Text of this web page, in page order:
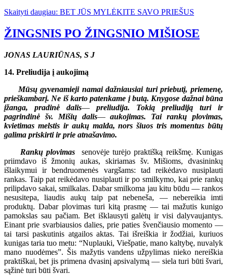
Skaityti daugiau: BET JŪS MYLĖKITE SAVO PRIEŠUS
ŽINGSNIS PO ŽINGSNIO MIŠIOSE
JONAS LAURIŪNAS, S J
14. Preliudija į aukojimą
Mūsų gyvenamieji namai dažniausiai turi priebutį, priemenę,
prieškambarį. Ne iš karto patenkame į butą. Knygose dažnai būna
įžanga, pradinė dalis— preliudija. Tokią preliudiją turi ir
pagrindinė šv. Mišių dalis—aukojimas. Tai rankų plovimas,
kvietimas melstis ir aukų malda, nors šiuos tris momentus būtų
galima priskirti ir prie atnašavimo.
Rankų plovimas
senovėje turėjo praktišką reikšmę. Kunigas
priimdavo iš žmonių aukas, skiriamas šv. Mišioms, dvasininkų
išlaikymui ir bendruomenės vargšams: tad reikėdavo nusiplauti
rankas. Taip pat reikėdavo nusiplauti ir po smilkymo, kai prie rankų
prilipdavo sakai, smilkalas. Dabar smilkoma jau kitu būdu — rankos
nesusitepa, liaudis aukų taip pat nebeneša, — nebereikia imti
produktų. Dabar plovimas turi kitą prasmę — tai mažutis kunigo
pamokslas sau pačiam. Bet išklausyti galėtų ir visi dalyvaujantys.
Einant prie svarbiausios dalies, prie paties švenčiausio momento —
tai tarsi paskutinis atgailos aktas. Tai išreiškia ir žodžiai, kuriuos
kunigas taria tuo metu: “Nuplauki, Viešpatie, mano kaltybę, nuvalyk
mano nuodėmes”. Šis mažytis vandens užpylimas nieko nereiškia
praktiškai, bet jis primena dvasinį apsivalymą — siela turi būti švari,
sąžinė turi būti švari.